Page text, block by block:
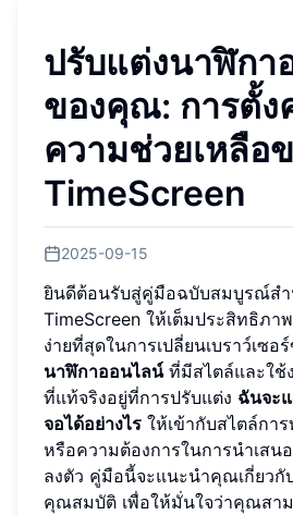
ปรับแต่งนาฬิกา
ของคุณ: การตั้ง
ความช่วยเหลือ
TimeScreen
2025-09-15
ยินดีต้อนรับสู่คู่มือฉบับสมบูรณ์สำ
TimeScreen ให้เต็มประสิทธิภ
ง่ายที่สุดในการเปลี่ยนเบราว์เซ
นาฬิกาออนไลน์ที่มีสไตล์และใช้
ที่แท้จริงอยู่ที่การปรับแต่ง ฉันจะ
จอได้อย่างไร ให้เข้ากับสไตล์กา
หรือความต้องการในการนำเสน
ลงตัว คู่มือนี้จะแนะนำคุณเกี่ยวกั
คุณสมบัติ เพื่อให้มั่นใจว่าคุณสา